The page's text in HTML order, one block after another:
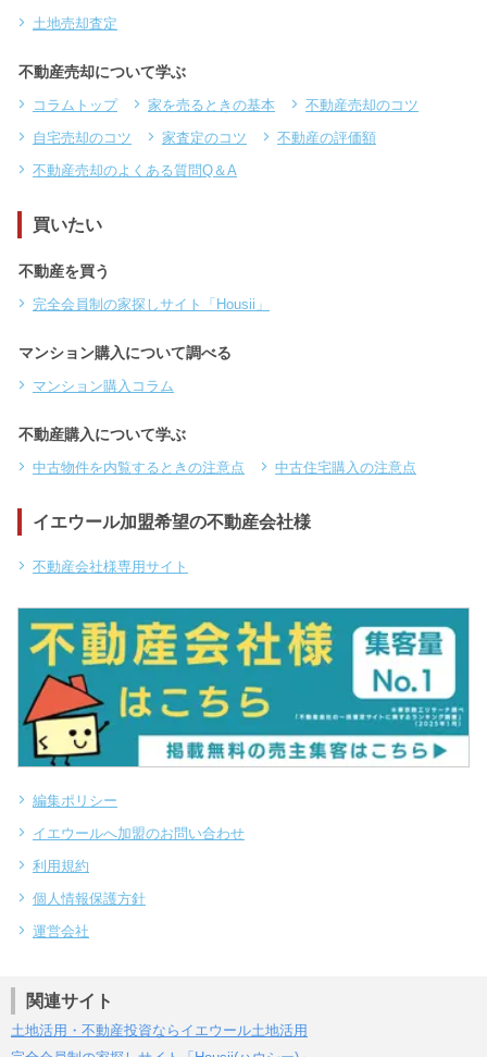
土地売却査定
不動産売却について学ぶ
コラムトップ 家を売るときの基本
不動産売却のコツ
自宅売却のコツ
家査定のコツ
不動産の評価額
不動産売却のよくある質問Q＆A
買いたい
不動産を買う
完全会員制の家探しサイト「Housii」
マンション購入について調べる
マンション購入コラム
不動産購入について学ぶ
中古物件を内覧するときの注意点 中古住宅購入の注意点
イエウール加盟希望の不動産会社様
不動産会社様専用サイト
編集ポリシー
イエウールへ加盟のお問い合わせ
利用規約
個人情報保護方針
運営会社
関連サイト
土地活用・不動産投資ならイエウール土地活用